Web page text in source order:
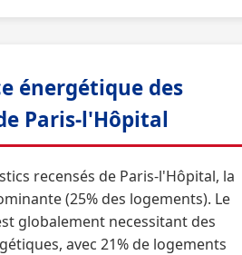
énergétique des
Paris-l'Hôpital
recensés de Paris-l'Hôpital, la
(25% des logements). Le
globalement necessitant des
avec 21% de logements